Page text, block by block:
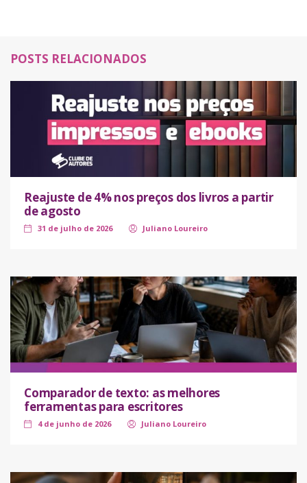
POSTS RELACIONADOS
Reajuste de 4% nos preços dos livros a partir
de agosto
31 de julho de 2026 Juliano Loureiro
Comparador de texto: as melhores
ferramentas para escritores
4 de junho de 2026 Juliano Loureiro